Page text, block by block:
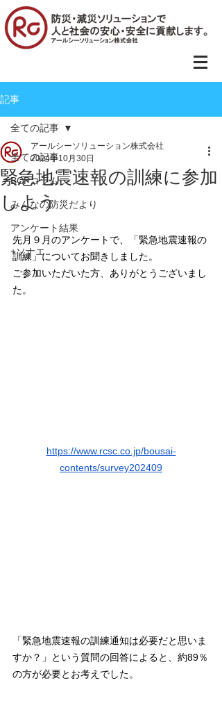
記事
全ての記事
BCPコラム
みんなの防災だより
アンケート結果
+ソナエ
全ての記事
緊急地震速報の訓練に参加
しよう
アールシーソリューション株式会社
2024年10月30日
先月９月のアンケートで、「緊急地震速報の
訓練」についてお聞きしました。
ご参加いただいた方、ありがとうございまし
た。
https://www.rcsc.co.jp/bousai-
contents/survey202409
「緊急地震速報の訓練通知は必要だと思いま
すか？」という質問の回答によると、約89％
の方が必要とお考えでした。